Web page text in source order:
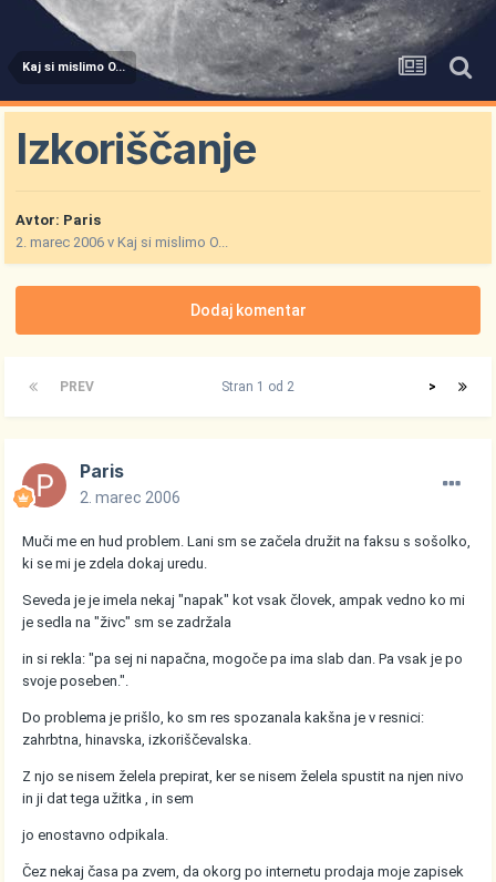
Kaj si mislimo O...
Izkoriščanje
Avtor: Paris
2. marec 2006 vKaj si mislimo O...
Dodaj komentar
PREV >
Stran 1 od 2
Paris
2. marec 2006
Muči me en hud problem. Lani sm se začela družit na faksu s sošolko,
ki se mi je zdela dokaj uredu.
Seveda je je imela nekaj "napak" kot vsak človek, ampak vedno ko mi
je sedla na "živc" sm se zadržala
in si rekla: "pa sej ni napačna, mogoče pa ima slab dan. Pa vsak je po
svoje poseben.".
Do problema je prišlo, ko sm res spozanala kakšna je v resnici:
zahrbtna, hinavska, izkoriščevalska.
Z njo se nisem želela prepirat, ker se nisem želela spustit na njen nivo
in ji dat tega užitka , in sem
jo enostavno odpikala.
Čez nekaj časa pa zvem, da okorg po internetu prodaja moje zapisek